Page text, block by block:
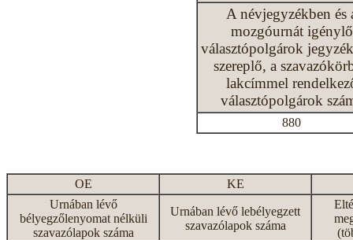
A névjegyzékben és
mozgóurnát igénylő
választópolgárok
szereplő, a
lakcímmel
választópolgárok
880
OE
KE
Urnában lévő
bélyegzőlenyomat nélküli
szavazólapok száma
Urnában lévő lebélyegzett
szavazólapok száma